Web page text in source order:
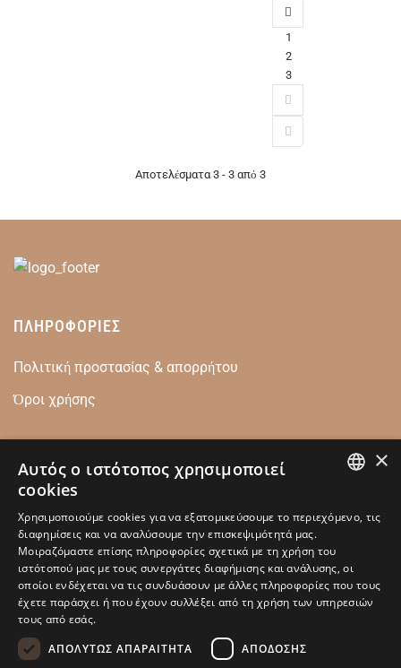
1
2
3
Αποτελέσματα 3 - 3 από 3
ΠΛΗΡΟΦΟΡΙΕΣ
Πολιτική προστασίας & απορρήτου
Όροι χρήσης
ΕΠΙΚΟΙΝΩΝΙΑ
Ρετσίνα 32 18540, Πειραιάς
+30 210 4128446
info@kamarianakis.gr
SOCIAL MEDIA
×
Αυτός ο ιστότοπος χρησιμοποιεί
cookies
Χρησιμοποιούμε cookies για να εξατομικεύσουμε το περιεχόμενο, τις
διαφημίσεις και να αναλύσουμε την επισκεψιμότητά μας.
Μοιραζόμαστε επίσης πληροφορίες σχετικά με τη χρήση του
ιστότοπού μας με τους συνεργάτες διαφήμισης και ανάλυσης, οι
οποίοι ενδέχεται να τις συνδυάσουν με άλλες πληροφορίες που τους
έχετε παράσχει ή που έχουν συλλέξει από τη χρήση των υπηρεσιών
τους από εσάς.
ΑΠΟΛΎΤΩΣ ΑΠΑΡΑΊΤΗΤΑ
ΑΠΌΔΟΣΗΣ